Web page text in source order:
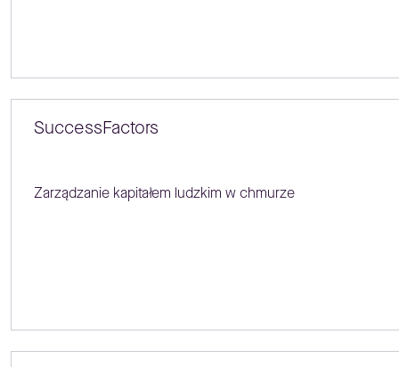
SuccessFactors
Zarządzanie kapitałem ludzkim w chmurze